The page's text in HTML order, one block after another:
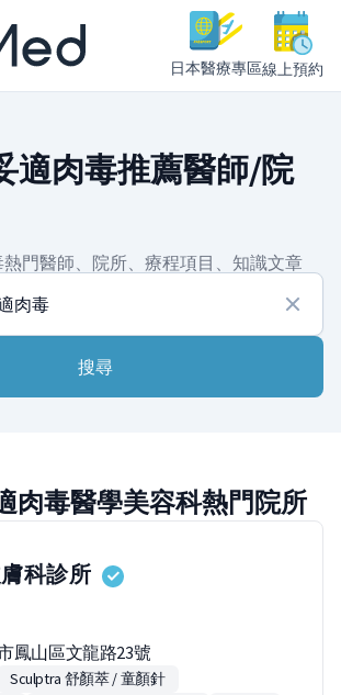
日本醫療專區線上預約
我是醫療人員
適肉毒推薦醫師/院
門醫師、院所、療程項目、知識文章
搜尋
肉毒醫學美容科熱門院所
科診所
鳳山區文龍路23號
Sculptra 舒顏萃 / 童顏針